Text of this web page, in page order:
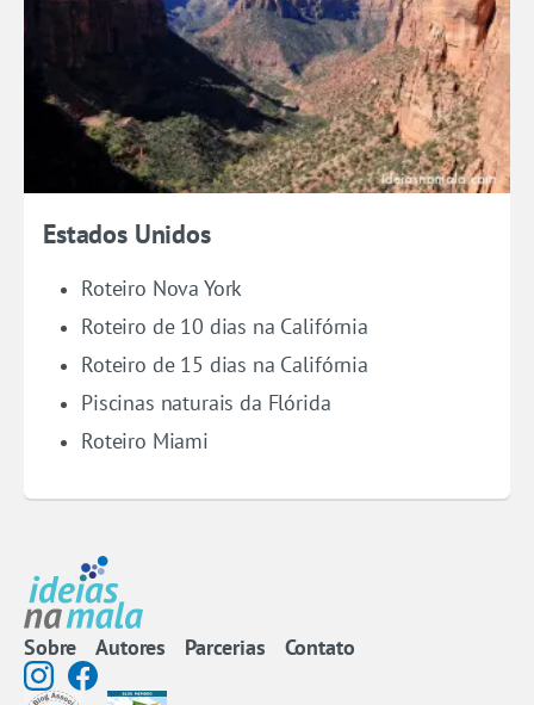
Estados Unidos
Roteiro Nova York
Roteiro de 10 dias na Califórnia
Roteiro de 15 dias na Califórnia
Piscinas naturais da Flórida
Roteiro Miami
Sobre Autores Parcerias Contato